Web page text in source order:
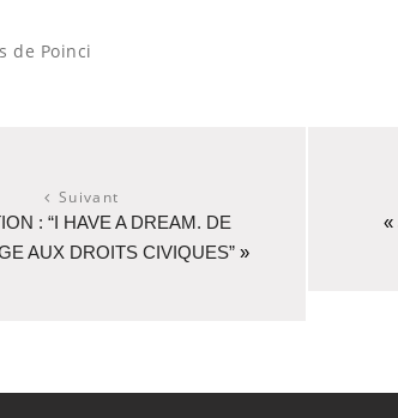
de Poinci
Suivant
: “I HAVE A DREAM. DE
AUX DROITS CIVIQUES” »
«